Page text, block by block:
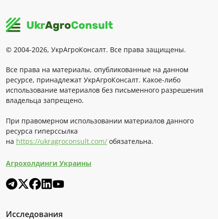
© 2004-2026, УкрАгроКонсалт. Все права защищены.
Все права на материалы, опубликованные на данном
ресурсе, принадлежат УкрАгроКонсалт. Какое-либо
использование материалов без письменного разрешения
владельца запрещено.
При правомерном использовании материалов данного
ресурса гиперссылка
на https://ukragroconsult.com/ обязательна.
Агрохолдинги Украины
Исследования